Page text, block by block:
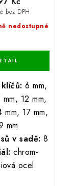
nedostupné
bez DPH
6 mm,
12 mm,
mm, 17 mm,
mm
v sadě: 8
chrom-
ocel